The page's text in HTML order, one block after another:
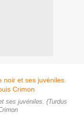
ses juvéniles. (Turdus